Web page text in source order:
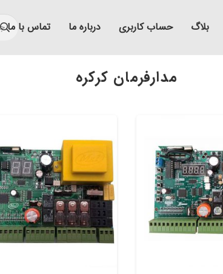
بلاگ حساب کاربری درباره ما تماس با ما
مدارفرمان کرکره